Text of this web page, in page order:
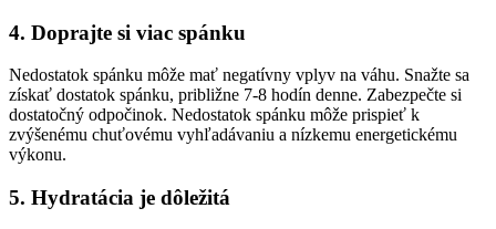
4. Doprajte si viac spánku
Nedostatok spánku môže mať negatívny vplyv na váhu. Snažte sa
získať dostatok spánku, približne 7-8 hodín denne. Zabezpečte si
dostatočný odpočinok. Nedostatok spánku môže prispieť k
zvýšenému chuťovému vyhľadávaniu a nízkemu energetickému
výkonu.
5. Hydratácia je dôležitá